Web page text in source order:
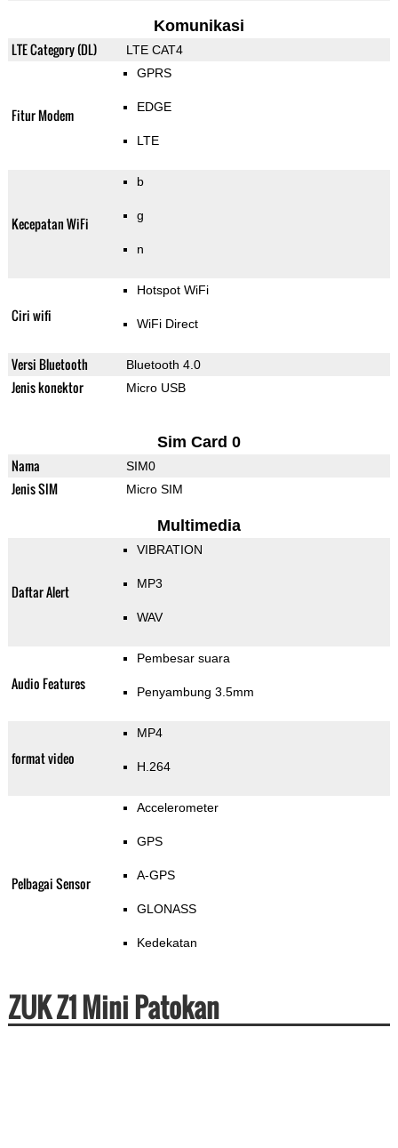
Komunikasi
LTE Category (DL) LTE CAT4
Fitur Modem
GPRS
EDGE
LTE
Kecepatan WiFi
b
g
n
Ciri wifi
Hotspot WiFi
WiFi Direct
Versi Bluetooth Bluetooth 4.0
Jenis konektor Micro USB
Sim Card 0
Nama SIM0
Jenis SIM Micro SIM
Multimedia
Daftar Alert
VIBRATION
MP3
WAV
Audio Features
Pembesar suara
Penyambung 3.5mm
format video
MP4
H.264
Pelbagai Sensor
Accelerometer
GPS
A-GPS
GLONASS
Kedekatan
ZUK Z1 Mini Patokan